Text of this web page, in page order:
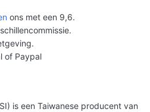
ons met een 9,6.
of Paypal
is een Taiwanese producent van